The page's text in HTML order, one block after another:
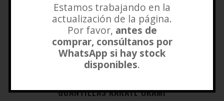
SALE! CINTURON OKAMI
$7.500 $ 6.000
Añadir a lista de deseos
GUANTILLAS KARATE OKAMI
Estamos trabajando en la
actualización de la página.
Por favor, antes de
comprar, consúltanos por
WhatsApp si hay stock
disponibles.